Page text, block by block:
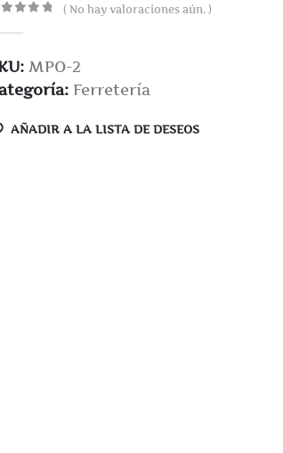
( No hay valoraciones aún. )
MPO-2
Ferretería
AÑADIR A LA LISTA DE DESEOS